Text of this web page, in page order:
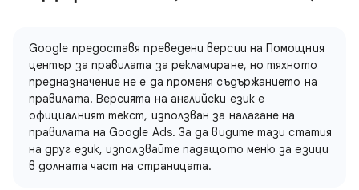
Google предоставя преведени версии на Помощния
център за правилата за рекламиране, но тяхното
предназначение не е да променя съдържанието на
правилата. Версията на английски език е
официалният текст, използван за налагане на
правилата на Google Ads. За да видите тази статия
на друг език, използвайте падащото меню за езици
в долната част на страницата.